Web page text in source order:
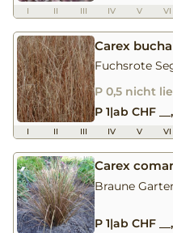
I II III IV V VI
Carex
Fuchsrote
P 0,5 nicht
P 1|ab CHF
I II III IV V VI
Carex
Braune
P 1|ab CHF